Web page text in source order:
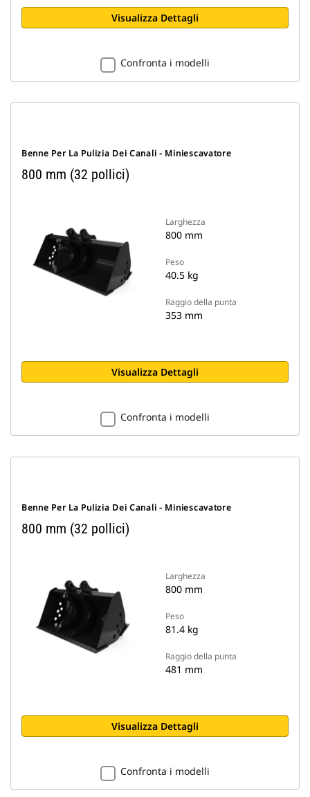
Visualizza Dettagli
Confronta i modelli
Benne Per La Pulizia Dei Canali - Miniescavatore
800 mm (32 pollici)
Larghezza
800 mm
Peso
40.5 kg
Raggio della punta
353 mm
Visualizza Dettagli
Confronta i modelli
Benne Per La Pulizia Dei Canali - Miniescavatore
800 mm (32 pollici)
Larghezza
800 mm
Peso
81.4 kg
Raggio della punta
481 mm
Visualizza Dettagli
Confronta i modelli